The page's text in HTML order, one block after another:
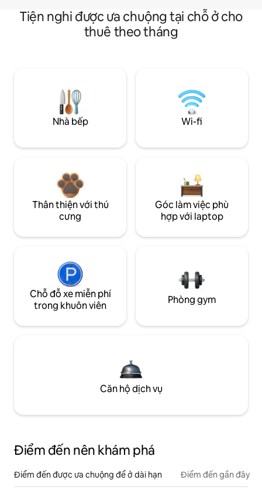
Tiện nghi được ưa chuộng tại chỗ ở cho
thuê theo tháng
Nhà bếp Wi-fi
Thân thiện với thú
cưng
Góc làm việc phù
hợp với laptop
Chỗ đỗ xe miễn phí
trong khuôn viên
Phòng gym
Căn hộ dịch vụ
Điểm đến nên khám phá
Điểm đến được ưa chuộng để ở dài hạn Điểm đến gần đây